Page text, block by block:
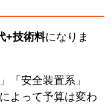
+技術料になりま
「安全装置系」
よって予算は変わ